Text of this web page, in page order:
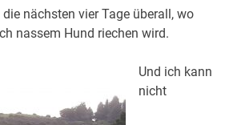
nächsten vier Tage überall, wo
nassem Hund riechen wird.
Und ich kann
nicht